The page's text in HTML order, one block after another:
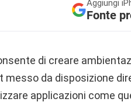
Aggiungi
Fonte
di creare
messo da disposizione
applicazioni come